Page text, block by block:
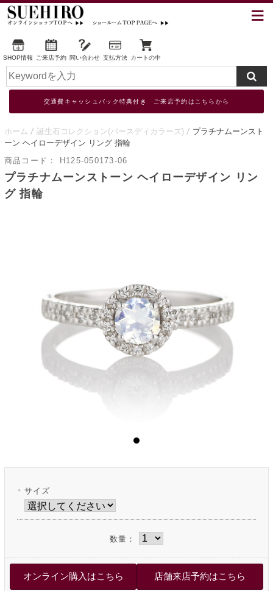
SHOP情報 ご来店予約 問い合わせ 支払方法 カートの中
交通費キャッシュバック特典付き ご来店予約はこちらから
ホーム 誕生石コレクション(バースディカラーズ)
プラチナムーンスト
ーン ヘイローデザイン リング 指輪
商品コード：
H125-050173-06
プラチナムーンストーン ヘイローデザイン リン
グ 指輪
サイズ
数量：